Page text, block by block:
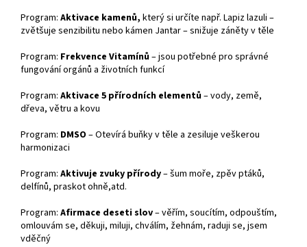
Program: Aktivace kamenů, který si určíte např. Lapiz lazuli –
zvětšuje senzibilitu nebo kámen Jantar – snižuje záněty v těle
Program: Frekvence Vitamínů– jsou potřebné pro správné
fungování orgánů a životních funkcí
Program: Aktivace 5 přírodních elementů– vody, země,
dřeva, větru a kovu
Program: DMSO – Otevírá buňky v těle a zesiluje veškerou
harmonizaci
Program: Aktivuje zvuky přírody– šum moře, zpěv ptáků,
delfínů, praskot ohně,atd.
Program: Afirmace deseti slov– věřím, soucítím, odpouštím,
omlouvám se, děkuji, miluji, chválím, žehnám, raduji se, jsem
vděčný